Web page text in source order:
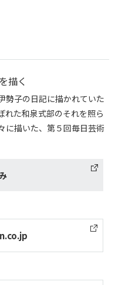
描く
勢子の日記に描かれていた
れた和泉式部のそれを照ら
に描いた、第５回毎日芸術